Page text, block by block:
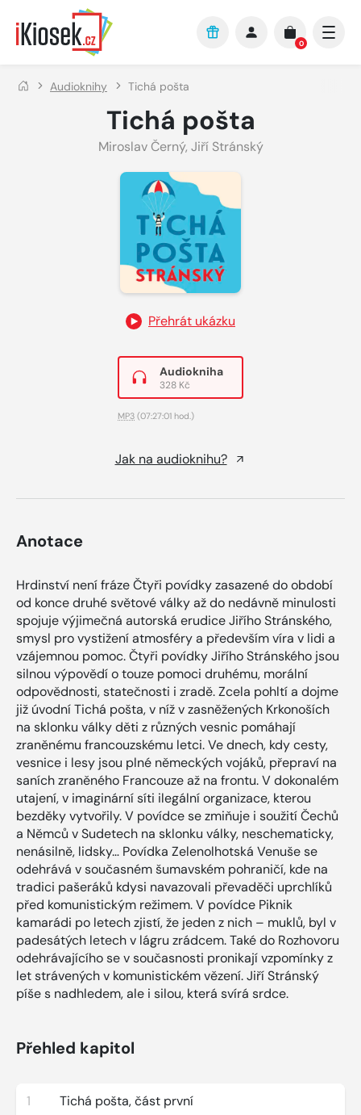
Přejít na hlavní obsah
0
Audioknihy Tichá pošta
Tichá pošta
Miroslav Černý, Jiří Stránský
Přehrát ukázku
Audiokniha
328 Kč
MP3 (07:27:01 hod.)
Jak na audioknihu?
Anotace
Hrdinství není fráze Čtyři povídky zasazené do období
od konce druhé světové války až do nedávně minulosti
spojuje výjimečná autorská erudice Jiřího Stránského,
smysl pro vystižení atmosféry a především víra v lidi a
vzájemnou pomoc. Čtyři povídky Jiřího Stránského jsou
silnou výpovědí o touze pomoci druhému, morální
odpovědnosti, statečnosti i zradě. Zcela pohltí a dojme
již úvodní Tichá pošta, v níž v zasněžených Krkonoších
na sklonku války děti z různých vesnic pomáhají
zraněnému francouzskému letci. Ve dnech, kdy cesty,
vesnice i lesy jsou plné německých vojáků, přepraví na
saních zraněného Francouze až na frontu. V dokonalém
utajení, v imaginární síti ilegální organizace, kterou
bezděky vytvořily. V povídce se zmiňuje i soužití Čechů
a Němců v Sudetech na sklonku války, neschematicky,
nenásilně, lidsky… Povídka Zelenolhotská Venuše se
odehrává v současném šumavském pohraničí, kde na
tradici pašeráků kdysi navazovali převaděči uprchlíků
před komunistickým režimem. V povídce Piknik
kamarádi po letech zjistí, že jeden z nich – muklů, byl v
padesátých letech v lágru zrádcem. Také do Rozhovoru
odehrávajícího se v současnosti pronikají vzpomínky z
let strávených v komunistickém vězení. Jiří Stránský
píše s nadhledem, ale i silou, která svírá srdce.
Přehled kapitol
1 Tichá pošta, část první